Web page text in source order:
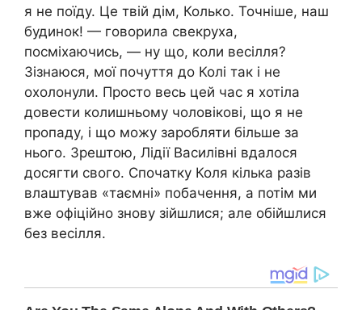
я не поїду. Це твій дім, Колько. Точніше, наш
будинок! — говорила свекруха,
посміхаючись, — ну що, коли весілля?
Зізнаюся, мої почуття до Колі так і не
охолонули. Просто весь цей час я хотіла
довести колишньому чоловікові, що я не
пропаду, і що можу заробляти більше за
нього. Зрештою, Лідії Василівні вдалося
досягти свого. Спочатку Коля кілька разів
влаштував «таємні» побачення, а потім ми
вже офіційно знову зійшлися; але обійшлися
без весілля.